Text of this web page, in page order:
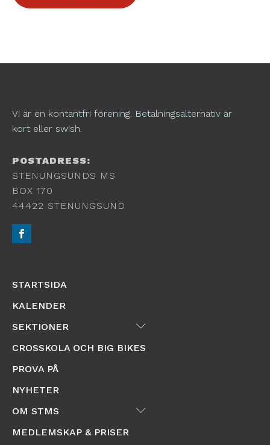
Vi är en kontantfri förening. Betalningsalternativ är
kort eller swish.
POSTADRESS:
STENUNGSUNDS MS
BOX 170
44422 STENUNGSUND
STARTSIDA
KALENDER
SEKTIONER
Submenu
CROSSKOLA OCH BIG BIKES
PROVA PÅ
NYHETER
OM STMS
Submenu
MEDLEMSKAP & PRISER